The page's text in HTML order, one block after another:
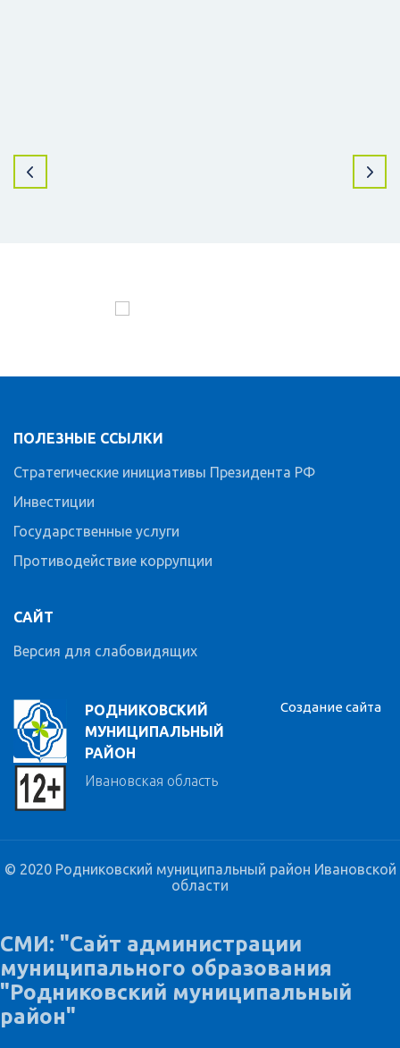
РОДНИКОВСКИЙ
МУНИЦИПАЛЬНЫЙ
РАЙОН
Ивановская область
ПОЛЕЗНЫЕ ССЫЛКИ
Стратегические инициативы Президента РФ
Инвестиции
Государственные услуги
Противодействие коррупции
САЙТ
Версия для слабовидящих
Создание сайта
© 2020 Родниковский муниципальный район Ивановской
области
СМИ: "Сайт администрации
муниципального образования
"Родниковский муниципальный
район"